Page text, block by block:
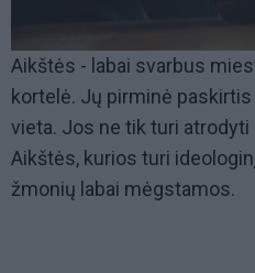
Aikštės - labai svarbus
kortelė. Jų pirminė
vieta. Jos ne tik turi atrodyti
Aikštės, kurios turi
žmonių labai mėgstamos.